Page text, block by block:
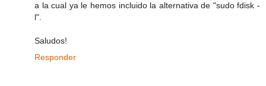
a la cual ya le hemos incluido la alternativa de "sudo fdisk -
l".
Saludos!
Responder